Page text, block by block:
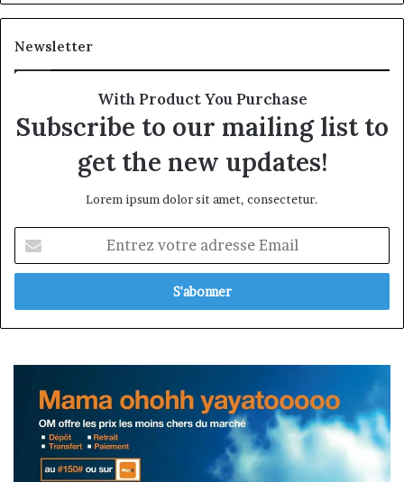
Newsletter
With Product You Purchase
Subscribe to our mailing list to
get the new updates!
Lorem ipsum dolor sit amet, consectetur.
votre
adresse